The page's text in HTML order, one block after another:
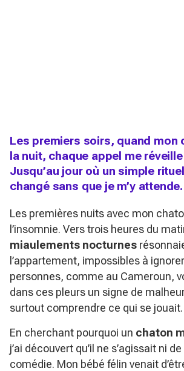
Les premiers soirs, quand mon
la nuit, chaque appel me
Jusqu’au jour où un simple
changé sans que je m’y attende.
Les premières nuits avec mon
l’insomnie. Vers trois heures du
miaulements nocturnes
l’appartement, impossibles à
personnes, comme au Cameroun,
dans ces pleurs un signe de
surtout comprendre ce qui se jouait.
En cherchant pourquoi un chaton
j’ai découvert qu’il ne s’agissait ni
comédie. Mon bébé félin venait